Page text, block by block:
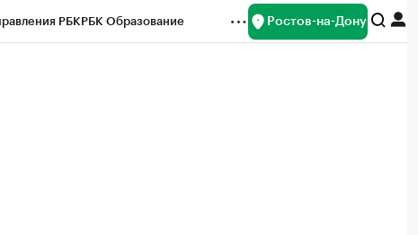
РБКРБК Образование Ростов-на-Дону